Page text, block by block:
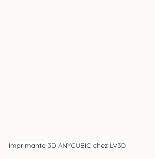
Imprimante 3D ANYCUBIC chez LV3D